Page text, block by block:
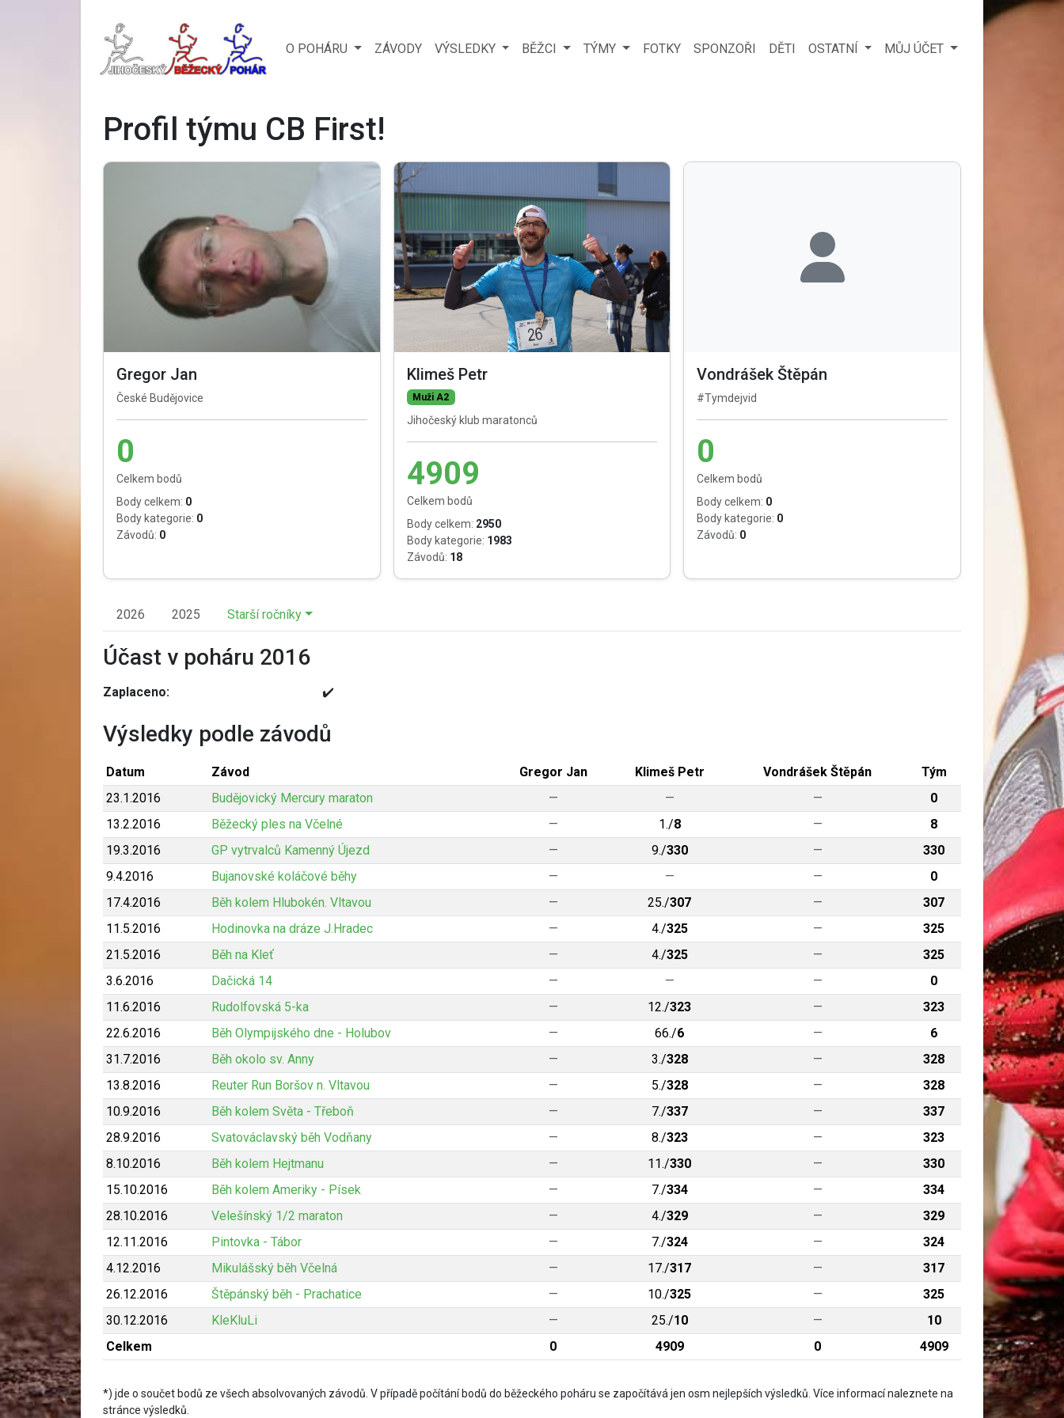
O POHÁRU ZÁVODY VÝSLEDKY BĚŽCI TÝMY FOTKY SPONZOŘI DĚTI OSTATNÍ MŮJ ÚČET
Profil týmu CB First!
Gregor Jan
České Budějovice
0
Celkem bodů
Body celkem: 0
Body kategorie: 0
Závodů: 0
Klimeš Petr
Muži A2
Jihočeský klub maratonců
4909
Celkem bodů
Body celkem: 2950
Body kategorie: 1983
Závodů: 18
Vondrášek Štěpán
#Tymdejvid
0
Celkem bodů
Body celkem: 0
Body kategorie: 0
Závodů: 0
2026 2025 Starší ročníky
Účast v poháru 2016
Zaplaceno: ✔️
Výsledky podle závodů
Datum Závod Gregor Jan Klimeš Petr Vondrášek Štěpán
Tým
23.1.2016
Budějovický Mercury maraton — — —
0
13.2.2016
Běžecký ples na Včelné — 1./8 —
8
19.3.2016
GP vytrvalců Kamenný Újezd — 9./330 —
330
9.4.2016
Bujanovské koláčové běhy — — —
0
17.4.2016
Běh kolem Hlubokén. Vltavou — 25./307 —
307
11.5.2016
Hodinovka na dráze J.Hradec — 4./325 —
325
21.5.2016
Běh na Kleť — 4./325 —
325
3.6.2016
Dačická 14 — — —
0
11.6.2016
Rudolfovská 5-ka — 12./323 —
323
22.6.2016
Běh Olympijského dne - Holubov — 66./6 —
6
31.7.2016
Běh okolo sv. Anny — 3./328 —
328
13.8.2016
Reuter Run Boršov n. Vltavou — 5./328 —
328
10.9.2016
Běh kolem Světa - Třeboň — 7./337 —
337
28.9.2016
Svatováclavský běh Vodňany — 8./323 —
323
8.10.2016
Běh kolem Hejtmanu — 11./330 —
330
15.10.2016
Běh kolem Ameriky - Písek — 7./334 —
334
28.10.2016
Velešínský 1/2 maraton — 4./329 —
329
12.11.2016
Pintovka - Tábor — 7./324 —
324
4.12.2016
Mikulášský běh Včelná — 17./317 —
317
26.12.2016
Štěpánský běh - Prachatice — 10./325 —
325
30.12.2016
KleKluLi — 25./10 —
10
Celkem
0 4909 0 4909
*) jde o součet bodů ze všech absolvovaných závodů. V případě počítání bodů do běžeckého poháru se započítává jen osm nejlepších výsledků. Více informací naleznete na
stránce výsledků.